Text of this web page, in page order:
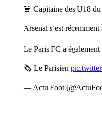
🚨 Capitaine des U18
Arsenal s’est
Le Paris FC a
🗞️ Le Parisien
— Actu Foot